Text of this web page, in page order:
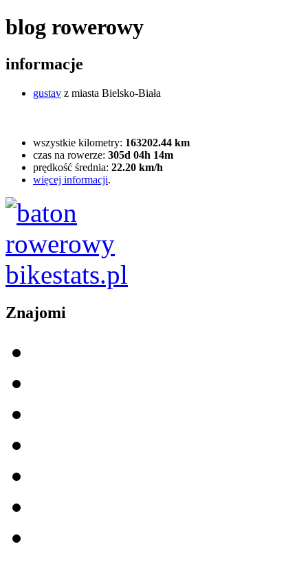
blog rowerowy
informacje
gustav z miasta Bielsko-Biała
wszystkie kilometry: 163202.44 km
czas na rowerze: 305d 04h 14m
prędkość średnia: 22.20 km/h
więcej informacji.
Znajomi